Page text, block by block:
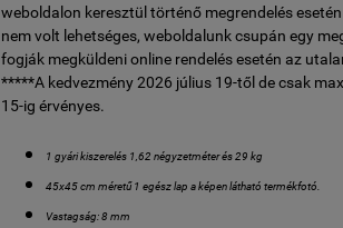
weboldalon keresztül történő megrendelés
nem volt lehetséges, weboldalunk csupán egy
fogják megküldeni online rendelés esetén az
*****A kedvezmény 2026 július 19-től de csak
15-ig érvényes.
1 gyári kiszerelés 1,62 négyzetméter és 29 kg
45x45 cm méretű 1 egész lap a képen látható termékfotó.
Vastagság: 8 mm